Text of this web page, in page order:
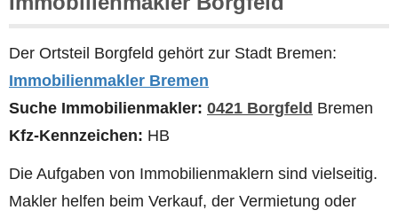
Der Ortsteil Borgfeld gehört zur Stadt Bremen:
Immobilienmakler Bremen
Suche Immobilienmakler: 0421 Borgfeld Bremen
Kfz-Kennzeichen: HB
Die Aufgaben von Immobilienmaklern sind vielseitig.
Makler helfen beim Verkauf, der Vermietung oder